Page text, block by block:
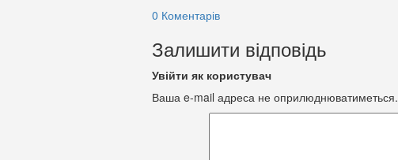
0 Коментарів
Залишити відповідь
Увійти як користувач
Ваша e-mail адреса не оприлюднюватиметься.